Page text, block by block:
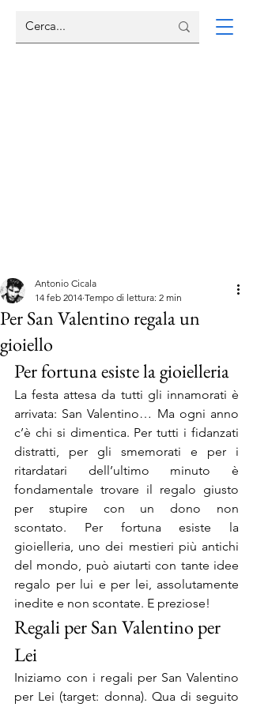
Per San Valentino regala un
gioiello
Antonio Cicala
14 feb 2014 Tempo di lettura: 2 min
Per fortuna esiste la gioielleria
La festa attesa da tutti gli innamorati è
arrivata: San Valentino… Ma ogni anno
c’è chi si dimentica. Per tutti i fidanzati
distratti, per gli smemorati e per i
ritardatari dell’ultimo minuto è
fondamentale trovare il regalo giusto
per stupire con un dono non
scontato. Per fortuna esiste la
gioielleria, uno dei mestieri più antichi
del mondo, può aiutarti con tante idee
regalo per lui e per lei, assolutamente
inedite e non scontate. E preziose!
Regali per San Valentino per
Lei
Iniziamo con i regali per San Valentino
per Lei (target: donna). Qua di seguito